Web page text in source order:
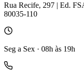
Rua Recife, 297 | Ed.
80035-110
Seg a Sex · 08h às 19h